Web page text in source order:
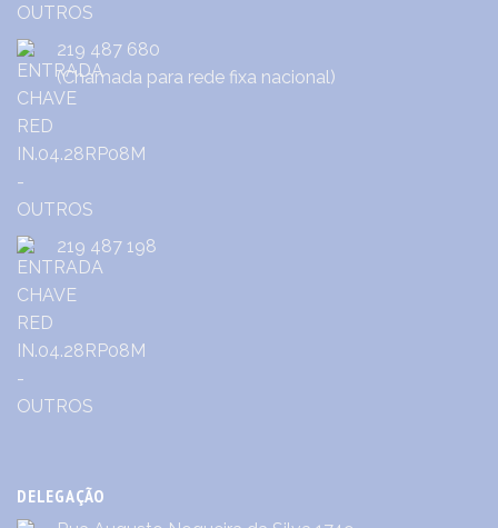
219 487 680
(Chamada para rede fixa nacional)
219 487 198
DELEGAÇÃO